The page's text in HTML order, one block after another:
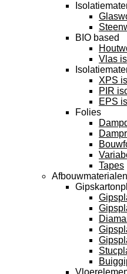
BIO based
Vlas
XPS
PIR
EPS
Folies
Tapes
Afbouwmaterialen